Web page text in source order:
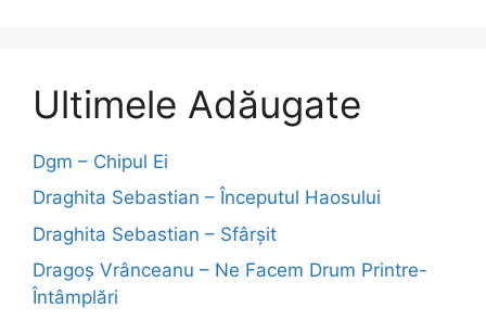
Ultimele Adăugate
Dgm – Chipul Ei
Draghita Sebastian – Începutul Haosului
Draghita Sebastian – Sfârșit
Dragoş Vrânceanu – Ne Facem Drum Printre-
Întâmplări